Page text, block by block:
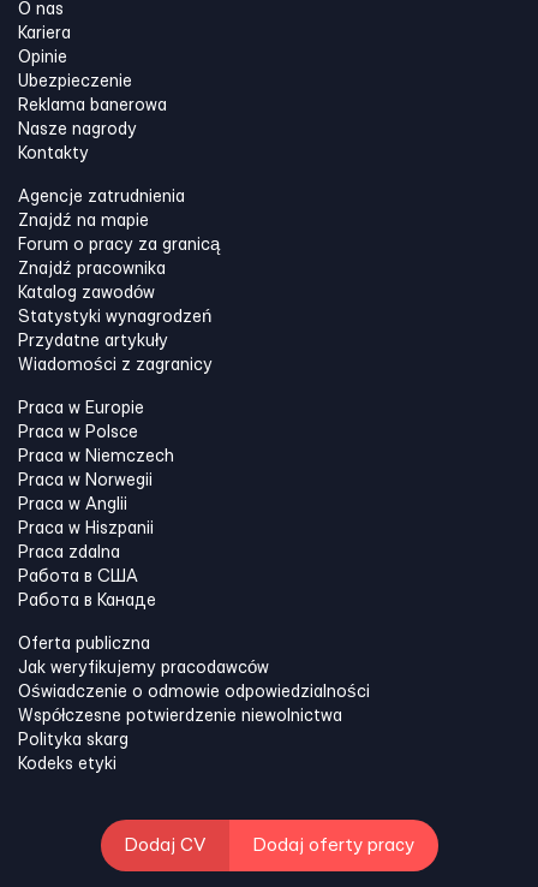
O nas
Kariera
Opinie
Ubezpieczenie
Reklama banerowa
Nasze nagrody
Kontakty
Agencje zatrudnienia
Znajdź na mapie
Forum o pracy za granicą
Znajdź pracownika
Katalog zawodów
Statystyki wynagrodzeń
Przydatne artykuły
Wiadomości z zagranicy
Praca w Europie
Praca w Polsce
Praca w Niemczech
Praca w Norwegii
Praca w Anglii
Praca w Hiszpanii
Praca zdalna
Работа в США
Работа в Канадe
Oferta publiczna
Jak weryfikujemy pracodawców
Oświadczenie o odmowie odpowiedzialności
Współczesne potwierdzenie niewolnictwa
Polityka skarg
Kodeks etyki
Dodaj CV Dodaj oferty pracy